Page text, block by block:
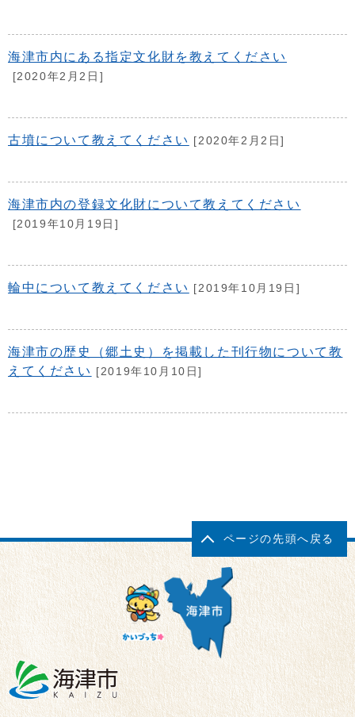
海津市内にある指定文化財を教えてください
[2020年2月2日]
古墳について教えてください [2020年2月2日]
海津市内の登録文化財について教えてください
[2019年10月19日]
輪中について教えてください [2019年10月19日]
海津市の歴史（郷土史）を掲載した刊行物について教
えてください [2019年10月10日]
ページの先頭へ戻る